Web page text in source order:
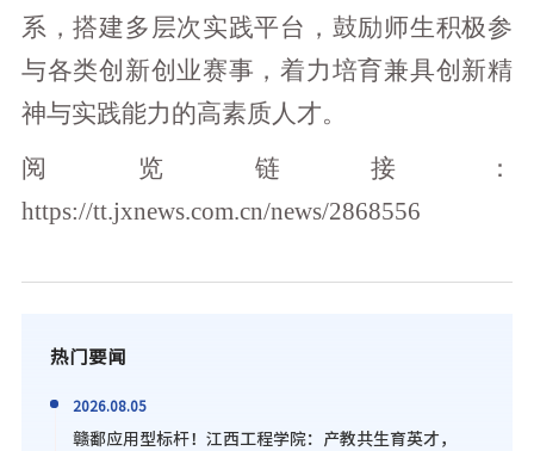
系，搭建多层次实践平台，鼓励师生积极参
与各类创新创业赛事，着力培育兼具创新精
神与实践能力的高素质人才。
阅览链接：
https://tt.jxnews.com.cn/news/2868556
热门要闻
2026.08.05
赣鄱应用型标杆！江西工程学院：产教共生育英才，